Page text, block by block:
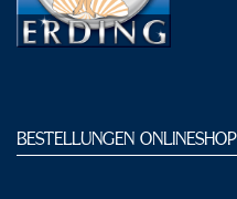
BESTELLUNGEN ONLINESHOP